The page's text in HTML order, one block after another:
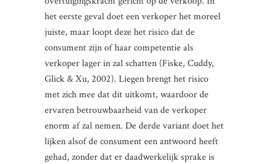
het eerste geval doet een verkoper het moreel
juiste, maar loopt deze het risico dat de
consument zijn of haar competentie als
verkoper lager in zal schatten (Fiske, Cuddy,
Glick & Xu, 2002). Liegen brengt het risico
met zich mee dat dit uitkomt, waardoor de
ervaren betrouwbaarheid van de verkoper
enorm af zal nemen. De derde variant doet het
lijken alsof de consument een antwoord heeft
gehad, zonder dat er daadwerkelijk sprake is